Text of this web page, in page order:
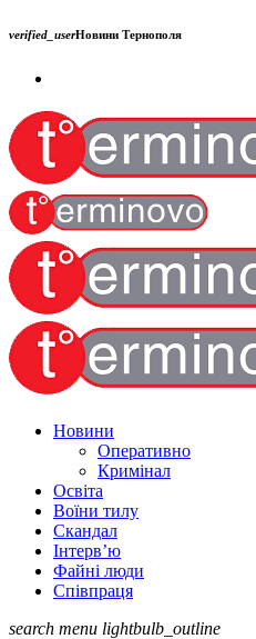
verified_userНовини Тернополя
Новини
Оперативно
Кримінал
Освіта
Воїни тилу
Скандал
Інтерв’ю
Файні люди
Співпраця
search menu lightbulb_outline